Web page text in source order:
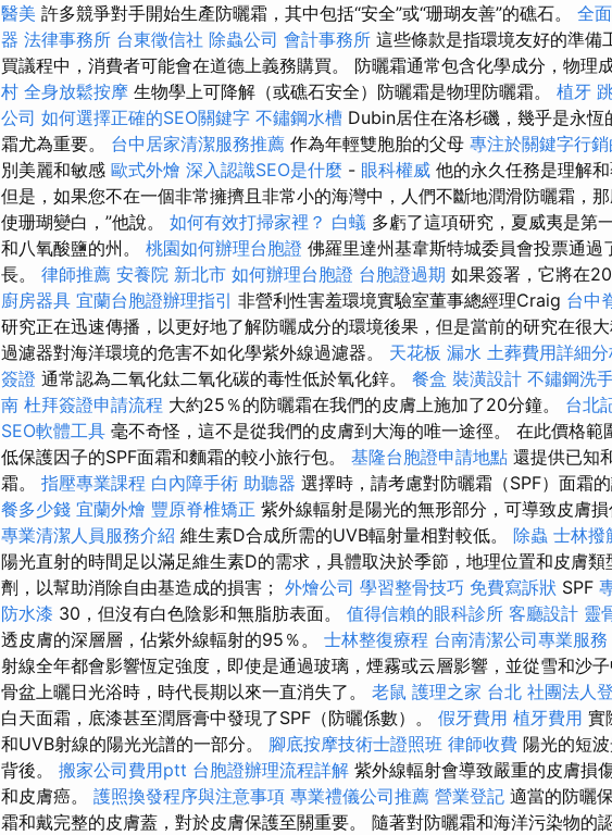
醫美 許多競爭對手開始生產防曬霜，其中包括“安全”或“珊瑚友善”的礁石。 全
器 法律事務所 台東徵信社 除蟲公司 會計事務所 這些條款是指環境友好的準備
買議程中，消費者可能會在道德上義務購買。 防曬霜通常包含化學成分，物理
村 全身放鬆按摩 生物學上可降解（或礁石安全）防曬霜是物理防曬霜。 植牙
公司 如何選擇正確的SEO關鍵字 不鏽鋼水槽 Dubin居住在洛杉磯，幾乎是永恆
霜尤為重要。 台中居家清潔服務推薦 作為年輕雙胞胎的父母 專注於關鍵字行
別美麗和敏感 歐式外燴 深入認識SEO是什麼 - 眼科權威 他的永久任務是理解
但是，如果您不在一個非常擁擠且非常小的海灣中，人們不斷地潤滑防曬霜，
使珊瑚變白，”他說。 如何有效打掃家裡？ 白蟻 多虧了這項研究，夏威夷是第
和八氧酸鹽的州。 桃園如何辦理台胞證 佛羅里達州基韋斯特城委員會投票通過
長。 律師推薦 安養院 新北市 如何辦理台胞證 台胞證過期 如果簽署，它將在
廚房器具 宜蘭台胞證辦理指引 非營利性害羞環境實驗室董事總經理Craig 台中
研究正在迅速傳播，以更好地了解防曬成分的環境後果，但是當前的研究在很
過濾器對海洋環境的危害不如化學紫外線過濾器。 天花板 漏水 土葬費用詳細
簽證 通常認為二氧化鈦二氧化碳的毒性低於氧化鋅。 餐盒 裝潢設計 不鏽鋼洗
南 杜拜簽證申請流程 大約25％的防曬霜在我們的皮膚上施加了20分鐘。 台北
SEO軟體工具 毫不奇怪，這不是從我們的皮膚到大海的唯一途徑。 在此價格範
低保護因子的SPF面霜和麵霜的較小旅行包。 基隆台胞證申請地點 還提供已知
霜。 指壓專業課程 白內障手術 助聽器 選擇時，請考慮對防曬霜（SPF）面霜
餐多少錢 宜蘭外燴 豐原脊椎矯正 紫外線輻射是陽光的無形部分，可導致皮膚損
專業清潔人員服務介紹 維生素D合成所需的UVB輻射量相對較低。 除蟲 士林撥
陽光直射的時間足以滿足維生素D的需求，具體取決於季節，地理位置和皮膚
劑，以幫助消除自由基造成的損害； 外燴公司 學習整骨技巧 免費寫訴狀 SPF
防水漆 30，但沒有白色陰影和無脂肪表面。 值得信賴的眼科診所 客廳設計 靈
透皮膚的深層層，佔紫外線輻射的95％。 士林整復療程 台南清潔公司專業服務
射線全年都會影響恆定強度，即使是通過玻璃，煙霧或云層影響，並從雪和沙
骨盆上曬日光浴時，時代長期以來一直消失了。 老鼠 護理之家 台北 社團法人
白天面霜，底漆甚至潤唇膏中發現了SPF（防曬係數）。 假牙費用 植牙費用 實
和UVB射線的陽光光譜的一部分。 腳底按摩技術士證照班 律師收費 陽光的短
背後。 搬家公司費用ptt 台胞證辦理流程詳解 紫外線輻射會導致嚴重的皮膚損
和皮膚癌。 護照換發程序與注意事項 專業禮儀公司推薦 營業登記 適當的防曬
霜和戴完整的皮膚蓋，對於皮膚保護至關重要。 隨著對防曬霜和海洋污染物的